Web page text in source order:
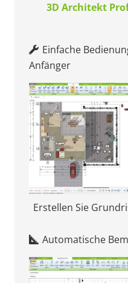
3D Architekt
Einfache
Anfänger
Erstellen Sie
Automatische